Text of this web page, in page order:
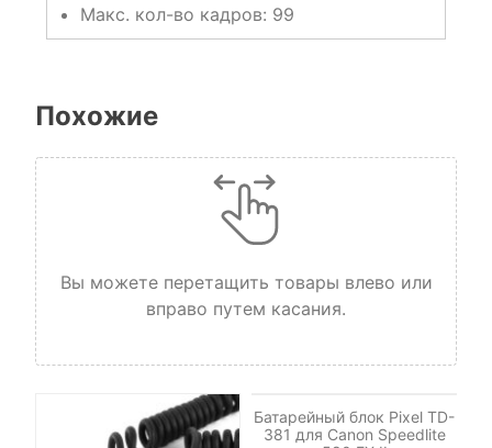
Макс. кол-во кадров: 99
Похожие
Вы можете перетащить товары влево или
вправо путем касания.
Батарейный блок Pixel TD-
381 для Canon Speedlite